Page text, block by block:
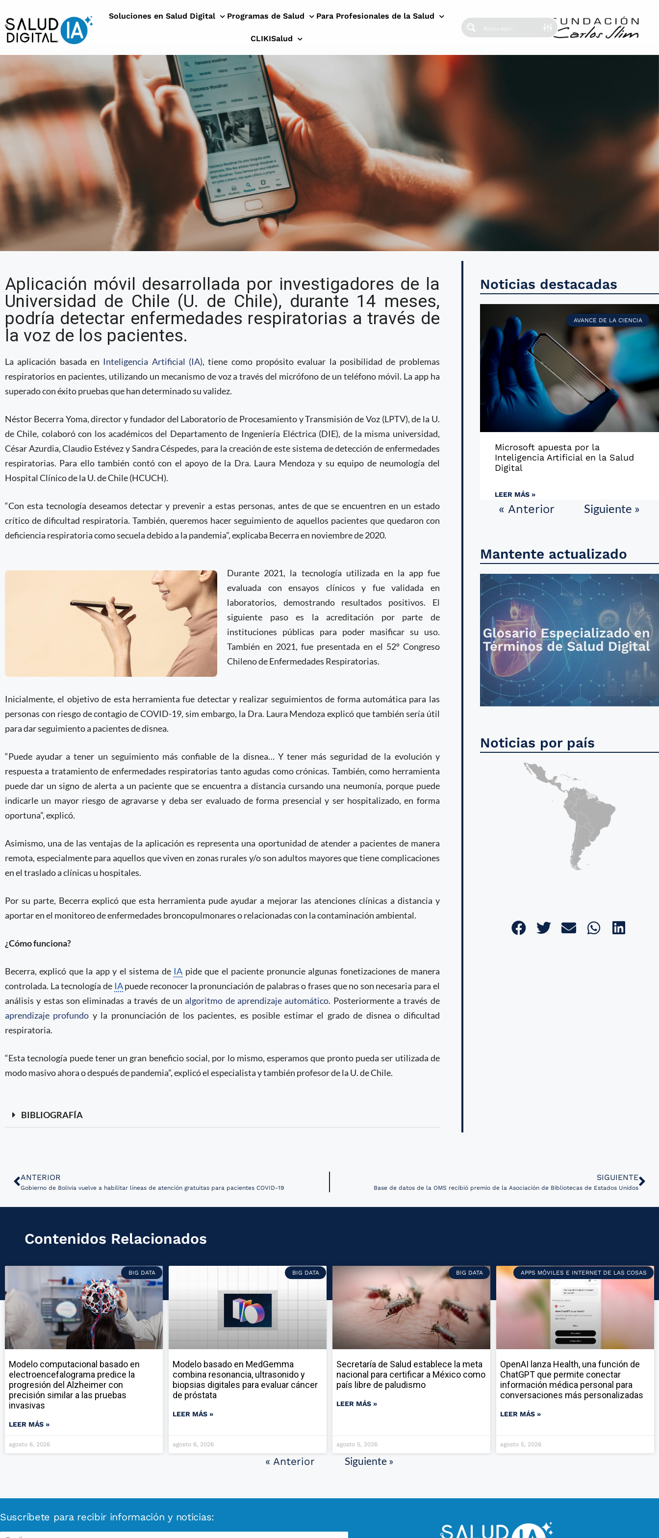
Soluciones en Salud Digital Programas de Salud Para Profesionales de la Salud
CLIKISalud
Investigadores chilenos desarrollaron app
móvil basada en Inteligencia Artificial para
detectar problemas respiratorios
Aplicación móvil desarrollada por investigadores de la
Universidad de Chile (U. de Chile), durante 14 meses,
podría detectar enfermedades respiratorias a través de
la voz de los pacientes.
La aplicación basada en Inteligencia Artificial (IA), tiene como propósito evaluar la posibilidad de problemas
respiratorios en pacientes, utilizando un mecanismo de voz a través del micrófono de un teléfono móvil. La app ha
superado con éxito pruebas que han determinado su validez.
Néstor Becerra Yoma, director y fundador del Laboratorio de Procesamiento y Transmisión de Voz (LPTV), de la U.
de Chile, colaboró con los académicos del Departamento de Ingeniería Eléctrica (DIE), de la misma universidad,
César Azurdia, Claudio Estévez y Sandra Céspedes, para la creación de este sistema de detección de enfermedades
respiratorias. Para ello también contó con el apoyo de la Dra. Laura Mendoza y su equipo de neumología del
Hospital Clínico de la U. de Chile (HCUCH).
“Con esta tecnología deseamos detectar y prevenir a estas personas, antes de que se encuentren en un estado
crítico de dificultad respiratoria. También, queremos hacer seguimiento de aquellos pacientes que quedaron con
deficiencia respiratoria como secuela debido a la pandemia”, explicaba Becerra en noviembre de 2020.
Durante 2021, la tecnología utilizada en la app fue
evaluada con ensayos clínicos y fue validada en
laboratorios, demostrando resultados positivos. El
siguiente paso es la acreditación por parte de
instituciones públicas para poder masificar su uso.
También en 2021, fue presentada en el 52º Congreso
Chileno de Enfermedades Respiratorias.
Inicialmente, el objetivo de esta herramienta fue detectar y realizar seguimientos de forma automática para las
personas con riesgo de contagio de COVID-19, sim embargo, la Dra. Laura Mendoza explicó que también sería útil
para dar seguimiento a pacientes de disnea.
“Puede ayudar a tener un seguimiento más confiable de la disnea… Y tener más seguridad de la evolución y
respuesta a tratamiento de enfermedades respiratorias tanto agudas como crónicas. También, como herramienta
puede dar un signo de alerta a un paciente que se encuentra a distancia cursando una neumonía, porque puede
indicarle un mayor riesgo de agravarse y deba ser evaluado de forma presencial y ser hospitalizado, en forma
oportuna”, explicó.
Asimismo, una de las ventajas de la aplicación es representa una oportunidad de atender a pacientes de manera
remota, especialmente para aquellos que viven en zonas rurales y/o son adultos mayores que tiene complicaciones
en el traslado a clínicas u hospitales.
Por su parte, Becerra explicó que esta herramienta pude ayudar a mejorar las atenciones clínicas a distancia y
aportar en el monitoreo de enfermedades broncopulmonares o relacionadas con la contaminación ambiental.
¿Cómo funciona?
Becerra, explicó que la app y el sistema de IA pide que el paciente pronuncie algunas fonetizaciones de manera
controlada. La tecnología de IApuede reconocer la pronunciación de palabras o frases que no son necesaria para el
análisis y estas son eliminadas a través de unalgoritmo de aprendizaje automático. Posteriormente a través de
aprendizaje profundo y la pronunciación de los pacientes, es posible estimar el grado de disnea o dificultad
respiratoria.
“Esta tecnología puede tener un gran beneficio social, por lo mismo, esperamos que pronto pueda ser utilizada de
modo masivo ahora o después de pandemia”, explicó el especialista y también profesor de la U. de Chile.
BIBLIOGRAFÍA
Noticias destacadas
AVANCE DE LA CIENCIA
Microsoft apuesta por la
Inteligencia Artificial en la Salud
Digital
LEER MÁS »
« Anterior Siguiente »
Mantente actualizado
Noticias por país
ANTERIOR
Gobierno de Bolivia vuelve a habilitar líneas de atención gratuitas para pacientes COVID-19
SIGUIENTE
Base de datos de la OMS recibió premio de la Asociación de Bibliotecas de Estados Unidos
Contenidos Relacionados
BIG DATA
Modelo computacional basado en
electroencefalograma predice la
progresión del Alzheimer con
precisión similar a las pruebas
invasivas
LEER MÁS »
agosto 6, 2026
BIG DATA
Modelo basado en MedGemma
combina resonancia, ultrasonido y
biopsias digitales para evaluar cáncer
de próstata
LEER MÁS »
agosto 6, 2026
BIG DATA
Secretaría de Salud establece la meta
nacional para certificar a México como
país libre de paludismo
LEER MÁS »
agosto 5, 2026
APPS MÓVILES E INTERNET DE LAS COSAS
OpenAI lanza Health, una función de
ChatGPT que permite conectar
información médica personal para
conversaciones más personalizadas
LEER MÁS »
agosto 5, 2026
« Anterior Siguiente »
Suscríbete para recibir información y noticias: